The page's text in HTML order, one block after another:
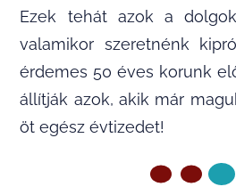
Ezek tehát azok a
valamikor szeretnénk
érdemes 50 éves korunk
állítják azok, akik már
öt egész évtizedet!